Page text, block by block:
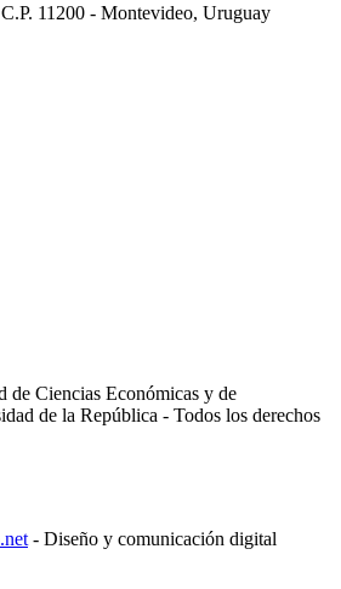
11200 - Montevideo, Uruguay
Ciencias Económicas y de
de la República - Todos los derechos
- Diseño y comunicación digital